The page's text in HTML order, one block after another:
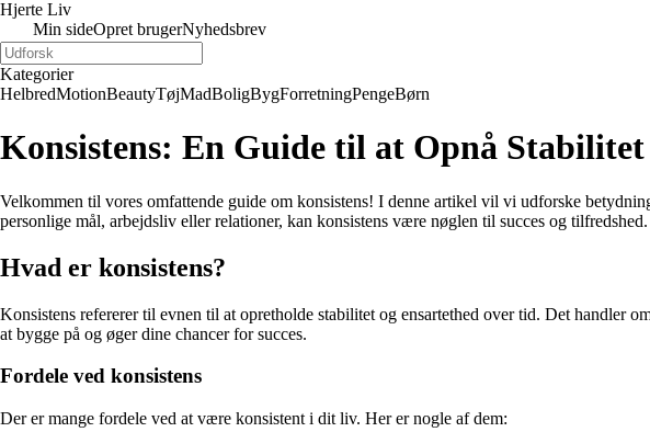
Hjerte Liv
Min sideOpret brugerNyhedsbrev
Kategorier
HelbredMotionBeautyTøjMadBoligBygForretningPengeBørn
Konsistens: En Guide til at Opnå
Velkommen til vores omfattende guide om konsistens! I denne artikel vil vi udforske
personlige mål, arbejdsliv eller relationer, kan konsistens være nøglen til succes og tilfredshed.
Hvad er konsistens?
Konsistens refererer til evnen til at opretholde stabilitet og ensartethed over tid. Det handler
at bygge på og øger dine chancer for succes.
Fordele ved konsistens
Der er mange fordele ved at være konsistent i dit liv. Her er nogle af dem: